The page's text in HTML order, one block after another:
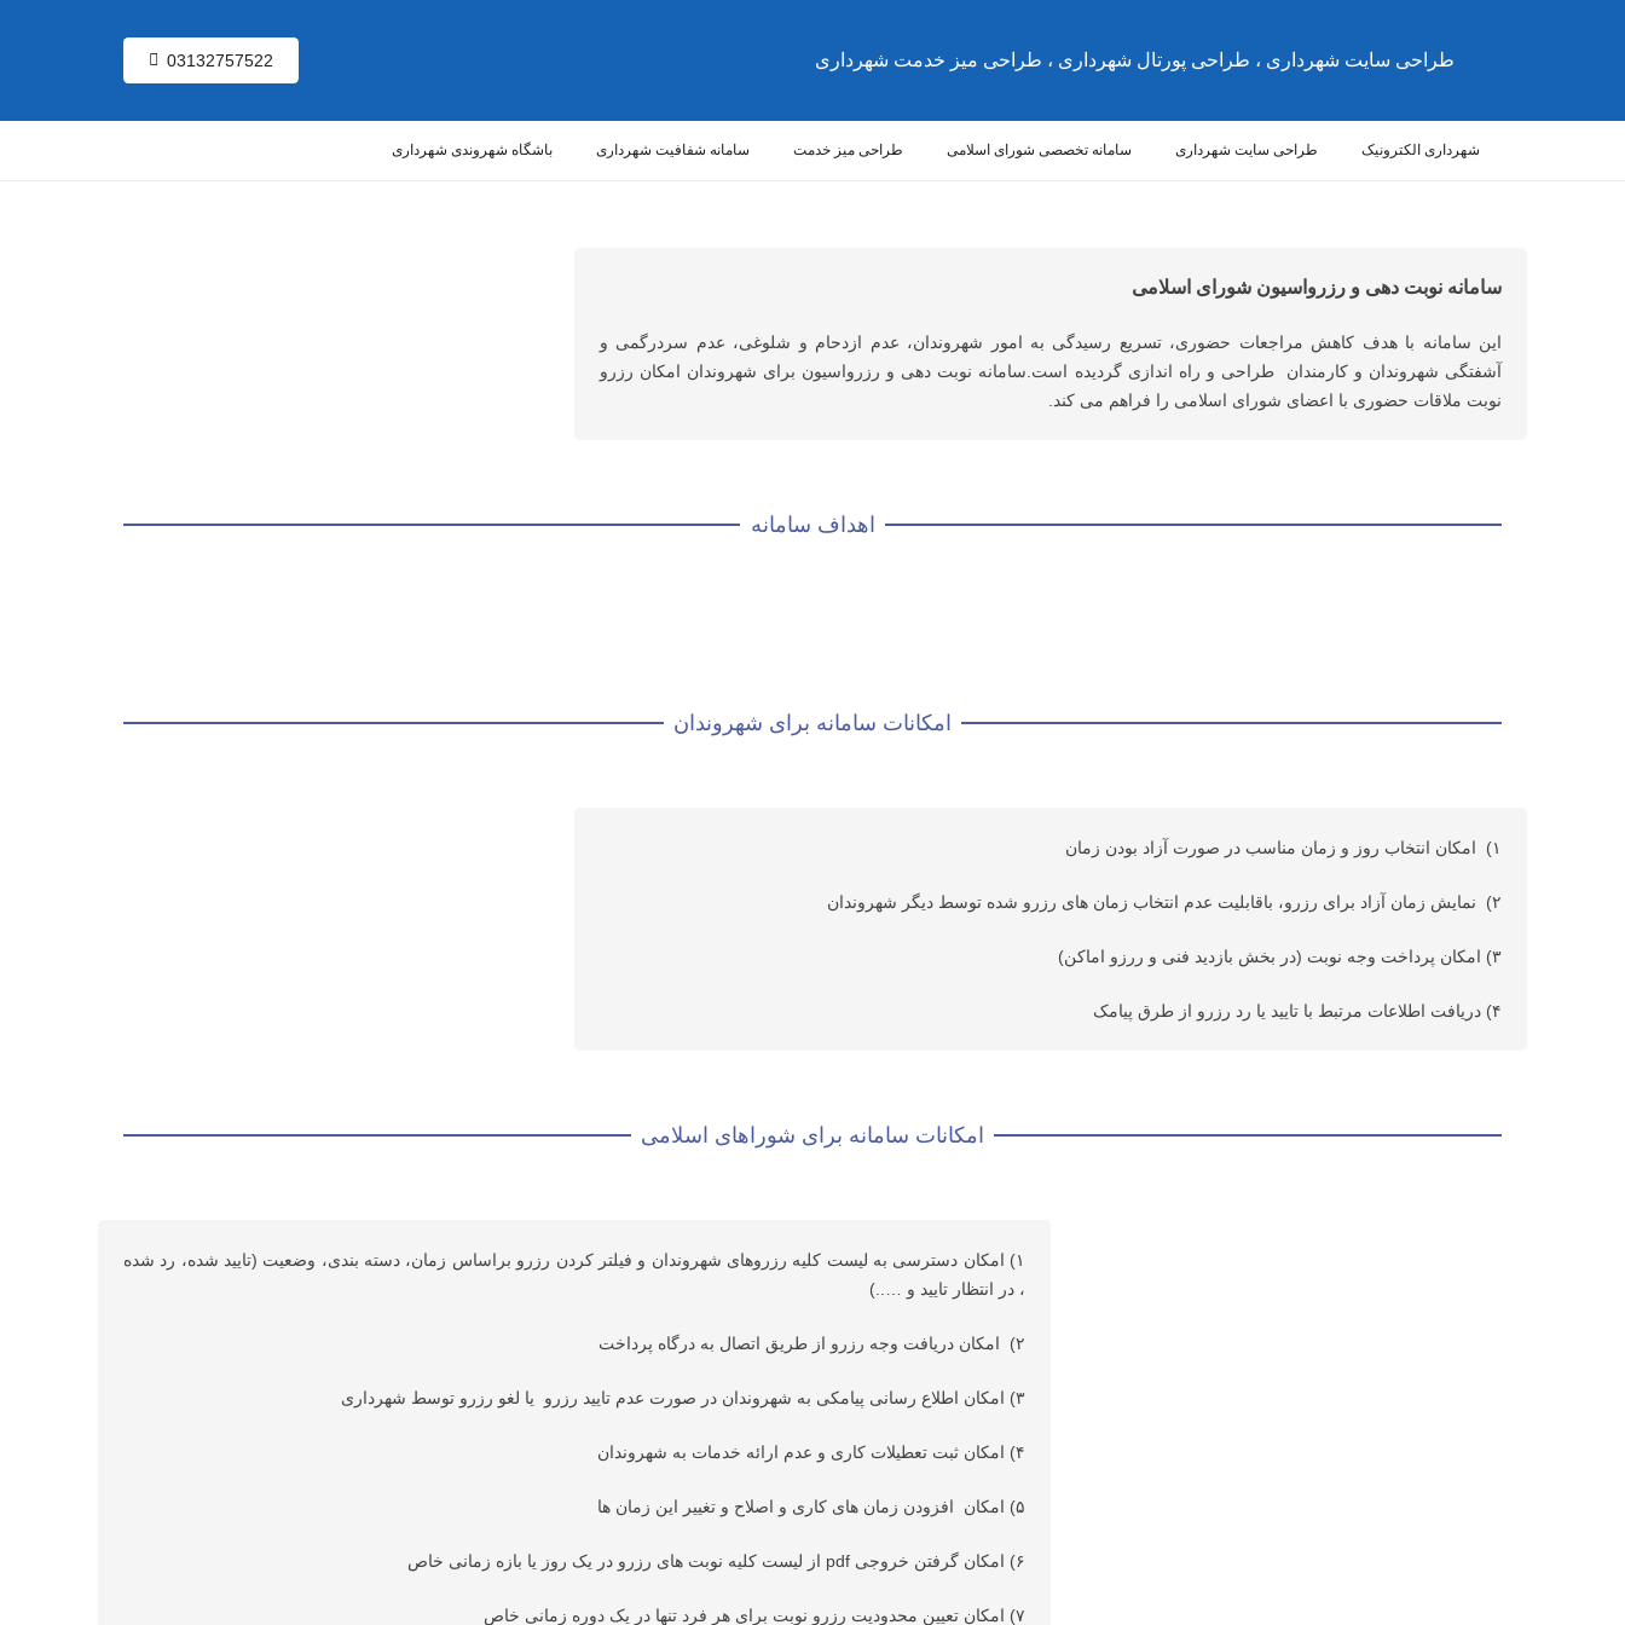
طراحی سایت شهرداری ، طراحی پورتال شهرداری ، طراحی میز خدمت شهرداری 03132757522
شهرداری الکترونیک طراحی سایت شهرداری سامانه تخصصی شورای اسلامی طراحی میز خدمت سامانه شفافیت شهرداری باشگاه شهروندی شهرداری
سامانه نوبت دهی و رزرواسیون شورای اسلامی
این سامانه با هدف کاهش مراجعات حضوری، تسریع رسیدگی به امور شهروندان، عدم ازدحام و شلوغی، عدم سردرگمی و
آشفتگی شهروندان و کارمندان طراحی و راه اندازی گردیده است.سامانه نوبت دهی و رزرواسیون برای شهروندان امکان رزرو
نوبت ملاقات حضوری با اعضای شورای اسلامی را فراهم می کند.
اهداف سامانه
امکانات سامانه برای شهروندان
۱) امکان انتخاب روز و زمان مناسب در صورت آزاد بودن زمان
۲) نمایش زمان آزاد برای رزرو، باقابلیت عدم انتخاب زمان های رزرو شده توسط دیگر شهروندان
۳) امکان پرداخت وجه نوبت (در بخش بازدید فنی و ررزو اماکن)
۴) دریافت اطلاعات مرتبط با تایید یا رد رزرو از طرق پیامک
امکانات سامانه برای شوراهای اسلامی
۱) امکان دسترسی به لیست کلیه رزروهای شهروندان و فیلتر کردن رزرو براساس زمان، دسته بندی، وضعیت (تایید شده، رد شده
، در انتظار تایید و …..)
۲) امکان دریافت وجه رزرو از طریق اتصال به درگاه پرداخت
۳) امکان اطلاع رسانی پیامکی به شهروندان در صورت عدم تایید رزرو یا لغو رزرو توسط شهرداری
۴) امکان ثبت تعطیلات کاری و عدم ارائه خدمات به شهروندان
۵) امکان افزودن زمان های کاری و اصلاح و تغییر این زمان ها
۶) امکان گرفتن خروجی pdf از لیست کلیه نوبت های رزرو در یک روز یا بازه زمانی خاص
۷) امکان تعیین محدودیت رزرو نوبت برای هر فرد تنها در یک دوره زمانی خاص